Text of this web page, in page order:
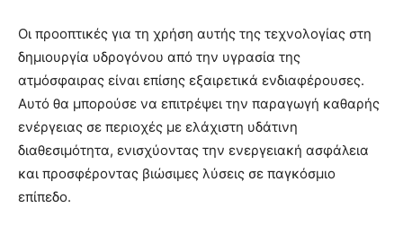
Οι προοπτικές για τη χρήση αυτής της τεχνολογίας στη
δημιουργία υδρογόνου από την υγρασία της
ατμόσφαιρας είναι επίσης εξαιρετικά ενδιαφέρουσες.
Αυτό θα μπορούσε να επιτρέψει την παραγωγή καθαρής
ενέργειας σε περιοχές με ελάχιστη υδάτινη
διαθεσιμότητα, ενισχύοντας την ενεργειακή ασφάλεια
και προσφέροντας βιώσιμες λύσεις σε παγκόσμιο
επίπεδο.